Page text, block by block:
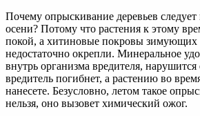
Почему опрыскивание деревьев
осени? Потому что растения к этому
покой, а хитиновые покровы зимующих
недостаточно окрепли. Минеральное
внутрь организма вредителя,
вредитель погибнет, а растению во
нанесете. Безусловно, летом такое
нельзя, оно вызовет химический ожог.